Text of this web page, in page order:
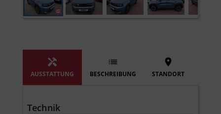
AUSSTATTUNG BESCHREIBUNG STANDORT
Technik